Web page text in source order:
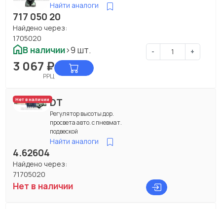
Найти аналоги
717 050 20
Найдено через:
1705020
В наличии>9 шт. - +
3 067 ₽
РРЦ
Нет в наличииDT
Регулятор высоты дор.
просвета авто. с пневмат.
подвеской
Найти аналоги
4.62604
Найдено через:
71705020
Нет в наличии